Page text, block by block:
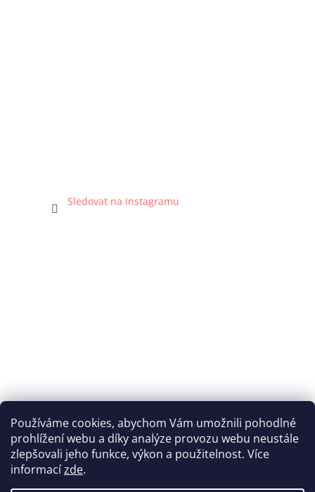
Používáme cookies, abychom Vám umožnili pohodlné
prohlížení webu a díky analýze provozu webu neustále
zlepšovali jeho funkce, výkon a použitelnost. Více
informacízde.
Sledovat na Instagramu
Katka Hromasová Foto